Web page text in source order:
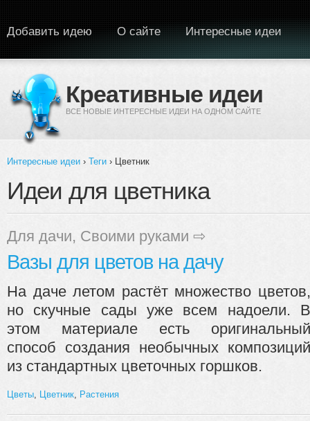
Креативные идеи
ВСЕ НОВЫЕ ИНТЕРЕСНЫЕ ИДЕИ НА ОДНОМ САЙТЕ
Добавить идею О сайте Интересные идеи
Вы здесь
Интересные идеи › Теги › Цветник
Идеи для цветника
Для дачи, Своими руками ⇨
Вазы для цветов на дачу
На даче летом растёт множество цветов,
но скучные сады уже всем надоели. В
этом материале есть оригинальный
способ создания необычных композиций
из стандартных цветочных горшков.
Цветы, Цветник, Растения